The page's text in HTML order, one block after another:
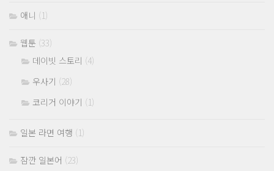
애니 (1)
웹툰 (33)
데이빗 스토리 (4)
우사기 (28)
코리거 이야기 (1)
일본 라면 여행 (1)
잠깐 일본어 (23)